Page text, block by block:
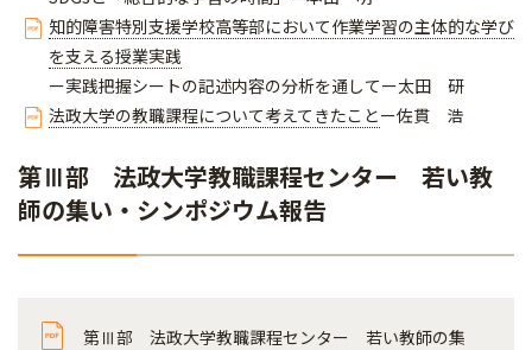
知的障害特別支援学校高等部において作業学習の主体的な学び
を支える授業実践
ー実践把握シートの記述内容の分析を通してー太田 研
法政大学の教職課程について考えてきたことー佐貫 浩
第Ⅲ部 法政大学教職課程センター 若い教
師の集い・シンポジウム報告
第Ⅲ部 法政大学教職課程センター 若い教師の集